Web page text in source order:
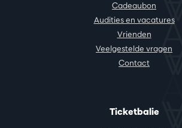
Cadeaubon
Audities en vacatures
Vrienden
Veelgestelde vragen
Contact
Ticketbalie